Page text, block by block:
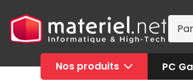
Nos produits PC